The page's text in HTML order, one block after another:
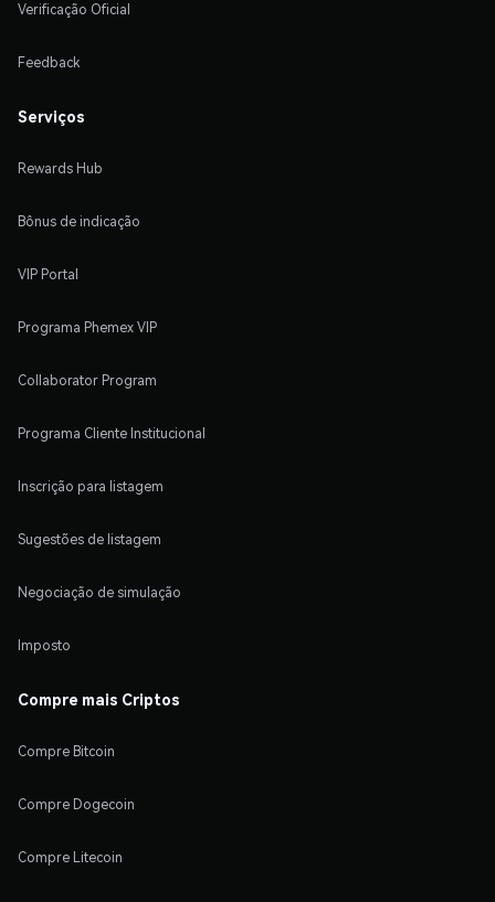
Verificação Oficial
Feedback
Serviços
Rewards Hub
Bônus de indicação
VIP Portal
Programa Phemex VIP
Collaborator Program
Programa Cliente Institucional
Inscrição para listagem
Sugestões de listagem
Negociação de simulação
Imposto
Compre mais Criptos
Compre Bitcoin
Compre Dogecoin
Compre Litecoin